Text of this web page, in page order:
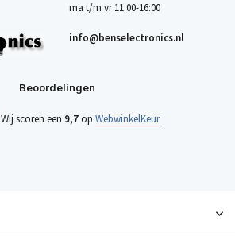
ma t/m vr 11:00-16:00
info@benselectronics.nl
Beoordelingen
Wij scoren een 9,7op WebwinkelKeur